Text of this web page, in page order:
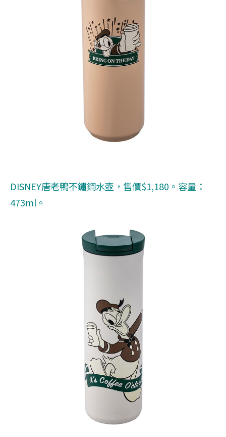
DISNEY唐老鴨不鏽鋼水壺，售價$1,180。容量：
473ml。